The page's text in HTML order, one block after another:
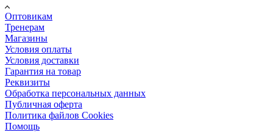
Оптовикам
Тренерам
Магазины
Условия оплаты
Условия доставки
Гарантия на товар
Реквизиты
Обработка персональных данных
Публичная оферта
Политика файлов Cookies
Помощь